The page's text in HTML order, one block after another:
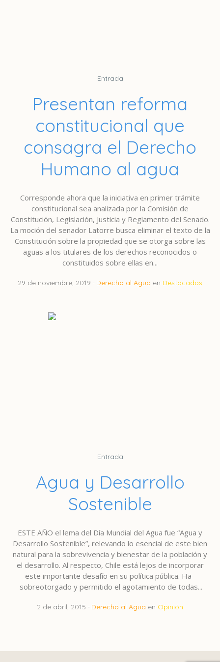
Entrada
Presentan reforma
constitucional que
consagra el Derecho
Humano al agua
Corresponde ahora que la iniciativa en primer trámite
constitucional sea analizada por la Comisión de
Constitución, Legislación, Justicia y Reglamento del Senado.
La moción del senador Latorre busca eliminar el texto de la
Constitución sobre la propiedad que se otorga sobre las
aguas a los titulares de los derechos reconocidos o
constituidos sobre ellas en...
29 de noviembre, 2019 Derecho al Agua en Destacados
Entrada
Agua y Desarrollo
Sostenible
ESTE AÑO el lema del Día Mundial del Agua fue “Agua y
Desarrollo Sostenible”, relevando lo esencial de este bien
natural para la sobrevivencia y bienestar de la población y
el desarrollo. Al respecto, Chile está lejos de incorporar
este importante desafío en su política pública. Ha
sobreotorgado y permitido el agotamiento de todas...
2 de abril, 2015 Derecho al Agua en Opinión